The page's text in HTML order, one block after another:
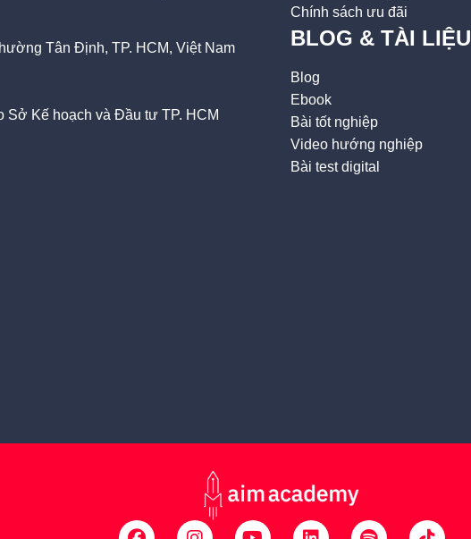
Tân Định, TP. HCM, Việt Nam
Sở Kế hoạch và Đầu tư TP. HCM
Chính sách ưu đãi
BLOG & TÀI LIỆU
Blog
Ebook
Bài tốt nghiệp
Video hướng nghiệp
Bài test digital